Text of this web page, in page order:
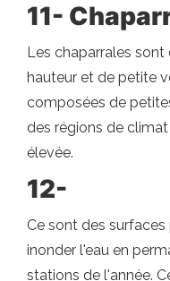
11-
Les chaparrales
hauteur et de petite
composées de
des régions de
élevée.
12-
Ce sont des
inonder l'eau en
stations de l'année.